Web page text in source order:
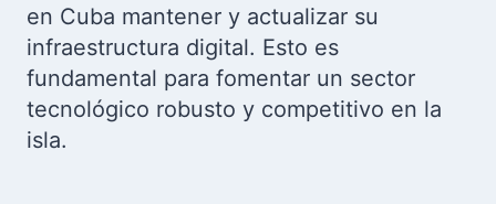
en Cuba mantener y actualizar su
infraestructura digital. Esto es
fundamental para fomentar un sector
tecnológico robusto y competitivo en la
isla.